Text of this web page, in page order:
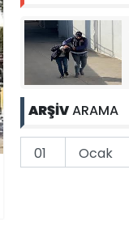
ARŞİVARAMA